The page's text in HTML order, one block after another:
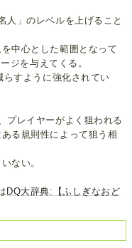
人」のレベルを上げること
中心とした範囲となって
ジを与えてくる。
すように強化されてい
プレイヤーがよく狙われる
る規則性によって狙う相
ない。
DQ大辞典:【ふしぎなおど